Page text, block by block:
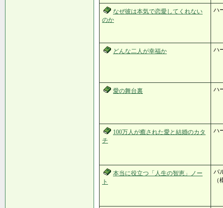
なぜ彼は本気で恋愛してくれない
のか
ハ
どんな二人が幸福か ハ
愛の舞台裏 ハ
100万人が癒された愛と結婚のカタ
チ
ハ
本当に役立つ「人生の智恵」ノー
ト
バ